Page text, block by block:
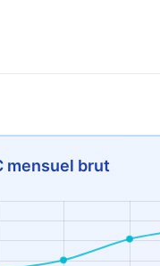
mensuel brut